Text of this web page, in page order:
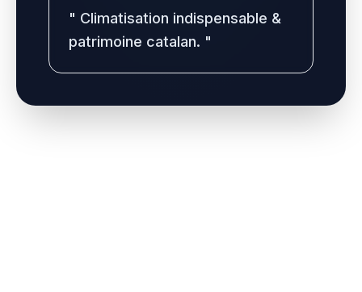
" Climatisation indispensable &
patrimoine catalan. "